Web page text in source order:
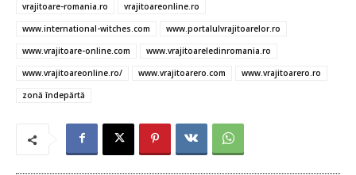
k p
vrajitoare-romania.ro
vrajitoareonline.ro
www.international-witches.com
www.portalulvrajitoarelor.ro
www.vrajitoare-online.com
www.vrajitoareledinromania.ro
www.vrajitoareonline.ro/
www.vrajitoarero.com
www.vrajitoarero.ro
zonă îndepărtă